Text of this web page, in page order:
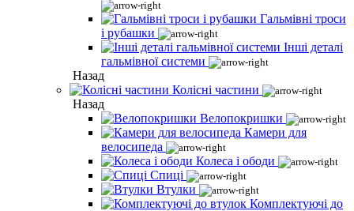
Гальмівні троси
і рубашки
Інші деталі
гальмівної системи
Назад
Колісні частини
Назад
Велопокришки
Камери для
велосипеда
Колеса і ободи
Спиці
Втулки
Комплектуючі до